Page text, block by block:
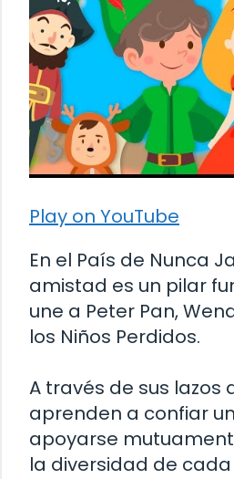
Play on YouTube
En el País de Nunca
amistad es un pilar
une a Peter Pan,
los Niños Perdidos.
A través de sus lazos
aprenden a confiar
apoyarse
la diversidad de cada